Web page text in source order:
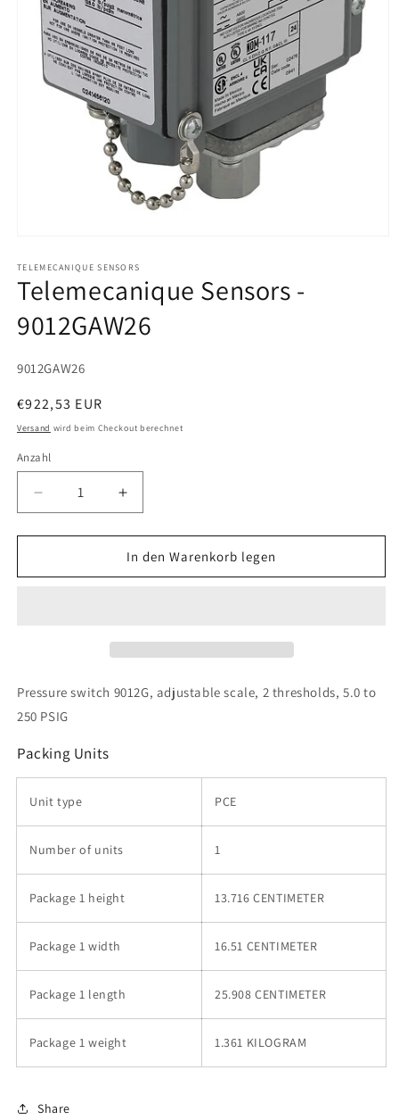
in
Modal
öffnen
TELEMECANIQUE SENSORS
Telemecanique Sensors -
9012GAW26
SKU:
9012GAW26
Normaler
Preis
€922,53 EUR
Versand wird beim Checkout berechnet
Anzahl
Verringere
die
Menge
Telemecanique
Erhöhe
die
Menge
für
Telemecanique
In den Warenkorb legen
Pressure switch 9012G, adjustable scale, 2 thresholds, 5.0 to
250 PSIG
Packing Units
Unit type PCE
Number of units 1
Package 1 height 13.716 CENTIMETER
Package 1 width 16.51 CENTIMETER
Package 1 length 25.908 CENTIMETER
Package 1 weight 1.361 KILOGRAM
Share